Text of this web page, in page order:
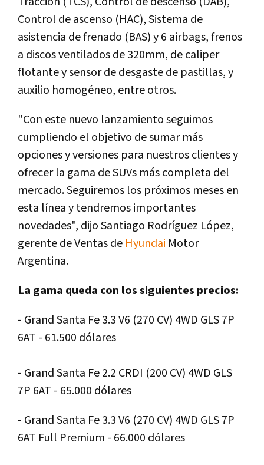
Control de ascenso (HAC), Sistema de
asistencia de frenado (BAS) y 6 airbags, frenos
a discos ventilados de 320mm, de caliper
flotante y sensor de desgaste de pastillas, y
auxilio homogéneo, entre otros.
"Con este nuevo lanzamiento seguimos
cumpliendo el objetivo de sumar más
opciones y versiones para nuestros clientes y
ofrecer la gama de SUVs más completa del
mercado. Seguiremos los próximos meses en
esta lí­nea y tendremos importantes
novedades", dijo Santiago Rodrí­guez López,
gerente de Ventas de Hyundai Motor
Argentina.
La gama queda con los siguientes precios:
- Grand Santa Fe 3.3 V6 (270 CV) 4WD GLS 7P
6AT - 61.500 dólares
- Grand Santa Fe 2.2 CRDI (200 CV) 4WD GLS
7P 6AT - 65.000 dólares
- Grand Santa Fe 3.3 V6 (270 CV) 4WD GLS 7P
6AT Full Premium - 66.000 dólares